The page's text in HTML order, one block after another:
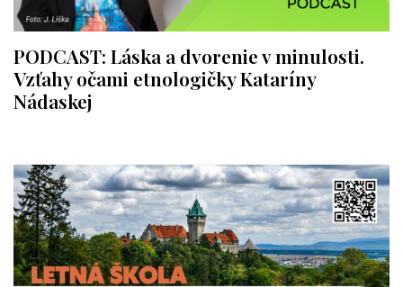
PODCAST: Láska a dvorenie v minulosti.
Vzťahy očami etnologičky Kataríny
Nádaskej